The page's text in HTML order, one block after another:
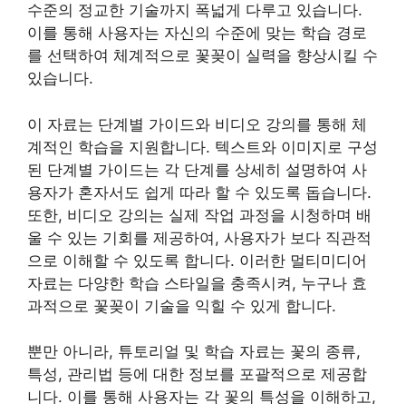
수준의 정교한 기술까지 폭넓게 다루고 있습니다.
이를 통해 사용자는 자신의 수준에 맞는 학습 경로
를 선택하여 체계적으로 꽃꽂이 실력을 향상시킬 수
있습니다.
이 자료는 단계별 가이드와 비디오 강의를 통해 체
계적인 학습을 지원합니다. 텍스트와 이미지로 구성
된 단계별 가이드는 각 단계를 상세히 설명하여 사
용자가 혼자서도 쉽게 따라 할 수 있도록 돕습니다.
또한, 비디오 강의는 실제 작업 과정을 시청하며 배
울 수 있는 기회를 제공하여, 사용자가 보다 직관적
으로 이해할 수 있도록 합니다. 이러한 멀티미디어
자료는 다양한 학습 스타일을 충족시켜, 누구나 효
과적으로 꽃꽂이 기술을 익힐 수 있게 합니다.
뿐만 아니라, 튜토리얼 및 학습 자료는 꽃의 종류,
특성, 관리법 등에 대한 정보를 포괄적으로 제공합
니다. 이를 통해 사용자는 각 꽃의 특성을 이해하고,